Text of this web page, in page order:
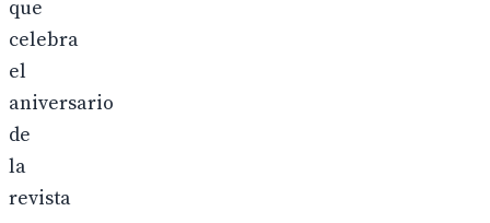
que
celebra
el
aniversario
de
la
revista